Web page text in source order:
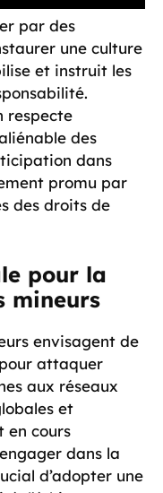
par des
une culture
et instruit les
respecte
des
dans
promu par
des droits de
pour la
mineurs
envisagent de
attaquer
aux réseaux
et
en cours
dans la
d’adopter une